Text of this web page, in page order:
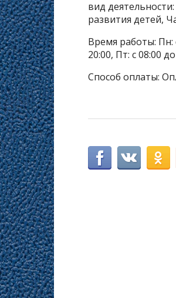
вид
развития детей,
Время работы: Пн:
20:00, Пт: с 08:00
Способ оплаты: